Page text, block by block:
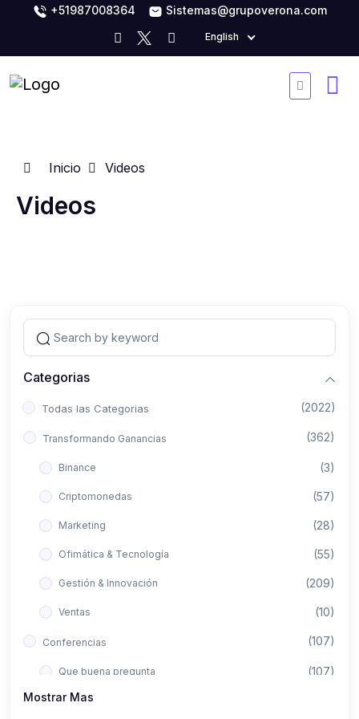
+51987008364 Sistemas@grupoverona.com
English
Inicio Videos
Videos
Categorias
Todas las Categorias (2022)
Transformando Ganancias (362)
Binance (3)
Criptomonedas (57)
Marketing (28)
Ofimática & Tecnología (55)
Gestión & Innovación (209)
Ventas (10)
Conferencias (107)
Que buena pregunta (107)
Aló Asesor
Mostrar Mas